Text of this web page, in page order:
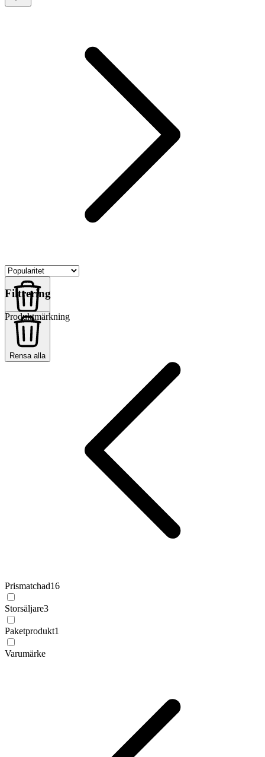
Rensa alla
Filtrering
Rensa alla
Produktmärkning
Prismatchad16
Storsäljare3
Paketprodukt1
Varumärke